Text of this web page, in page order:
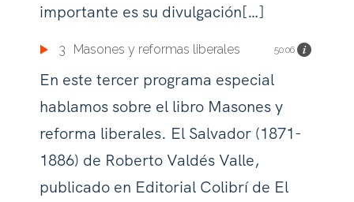
importante es su divulgación[…]
3 Masones y reformas liberales 50:06
En este tercer programa especial
hablamos sobre el libro Masones y
reforma liberales. El Salvador (1871-
1886) de Roberto Valdés Valle,
publicado en Editorial Colibrí de El